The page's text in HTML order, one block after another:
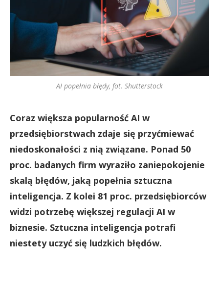
AI popełnia błędy, fot. Shutterstock
Coraz większa popularność AI w
przedsiębiorstwach zdaje się przyćmiewać
niedoskonałości z nią związane. Ponad 50
proc. badanych firm wyraziło zaniepokojenie
skalą błędów, jaką popełnia sztuczna
inteligencja. Z kolei 81 proc. przedsiębiorców
widzi potrzebę większej regulacji AI w
biznesie. Sztuczna inteligencja potrafi
niestety uczyć się ludzkich błędów.